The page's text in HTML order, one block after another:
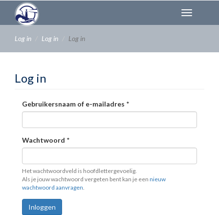
Overslaan
naar
inhoud
gaan
Log in
Log in Log in
Log in
Gebruikersnaam of e-mailadres *
Wachtwoord *
Het wachtwoordveld is hoofdlettergevoelig.
Als je jouw wachtwoord vergeten bent kan je een nieuw
wachtwoord aanvragen.
Inloggen